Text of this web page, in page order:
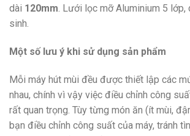
dài 120mm. Lưới lọc mỡ Aluminium 5 lớp,
sinh.
Một số lưu ý khi sử dụng sản phẩm
Mỗi máy hút mùi đều được thiết lập các
nhau, chính vì vậy việc điều chỉnh công
rất quan trọng. Tùy từng món ăn (ít mùi,
bạn điều chỉnh công suất của máy, tránh